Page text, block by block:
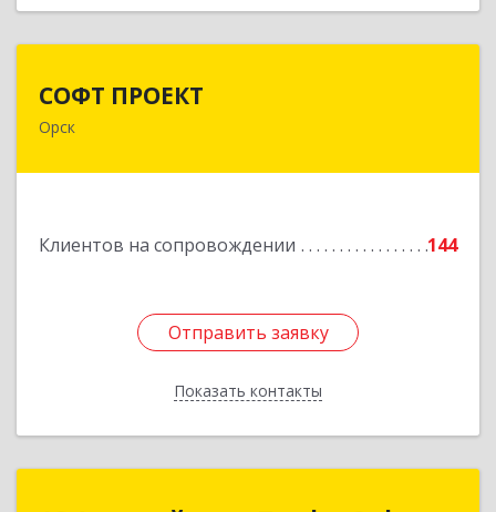
СОФТ ПРОЕКТ
Орск
Клиентов на сопровождении 144
Отправить заявку
Показать контакты
Отправить заявку
Назад
1С:Франчайзинг. Профи-Софт